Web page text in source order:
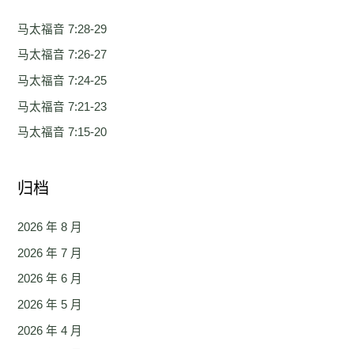
马太福音 7:28-29
马太福音 7:26-27
马太福音 7:24-25
马太福音 7:21-23
马太福音 7:15-20
归档
2026 年 8 月
2026 年 7 月
2026 年 6 月
2026 年 5 月
2026 年 4 月